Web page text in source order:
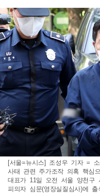
[서울=뉴시스] 조성우 기자 = 소
사태 관련 주가조작 의혹 핵심
대표가 11일 오전 서울 양천구
피의자 심문(영장실질심사)에